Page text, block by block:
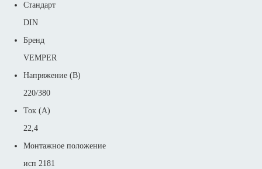
Стандарт
DIN
Бренд
VEMPER
Напряжение (В)
220/380
Ток (А)
22,4
Монтажное положение
исп 2181